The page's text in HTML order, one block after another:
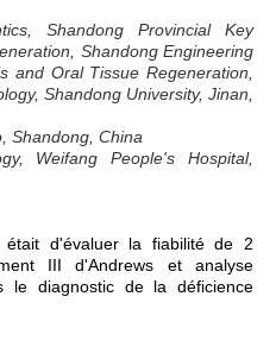
Shandong Provincial Key
Shandong Engineering
and Oral Tissue Regeneration,
Shandong University, Jinan,
Shandong, China
Weifang People's Hospital,
était d'évaluer la fiabilité de 2
III d'Andrews et analyse
le diagnostic de la déficience